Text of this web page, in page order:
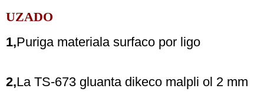
UZADO
1,Puriga materiala surfaco por ligo
2,La TS-673 gluanta dikeco malpli ol 2 mm